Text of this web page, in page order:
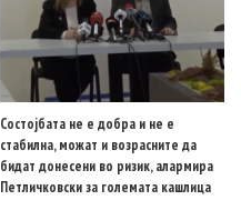
Состојбата не е добра и не е
стабилна, можат и возрасните да
бидат донесени во ризик, алармира
Петличковски за големата кашлица